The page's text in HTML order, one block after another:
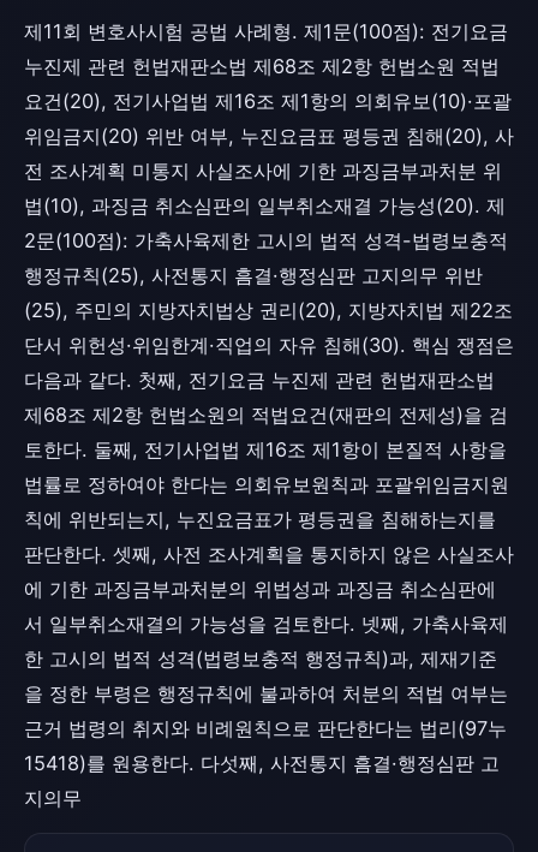
제11회 변호사시험 공법 사례형. 제1문(100점): 전기요금
누진제 관련 헌법재판소법 제68조 제2항 헌법소원 적법
요건(20), 전기사업법 제16조 제1항의 의회유보(10)·포괄
위임금지(20) 위반 여부, 누진요금표 평등권 침해(20), 사
전 조사계획 미통지 사실조사에 기한 과징금부과처분 위
법(10), 과징금 취소심판의 일부취소재결 가능성(20). 제
2문(100점): 가축사육제한 고시의 법적 성격-법령보충적
행정규칙(25), 사전통지 흠결·행정심판 고지의무 위반
(25), 주민의 지방자치법상 권리(20), 지방자치법 제22조
단서 위헌성·위임한계·직업의 자유 침해(30). 핵심 쟁점은
다음과 같다. 첫째, 전기요금 누진제 관련 헌법재판소법
제68조 제2항 헌법소원의 적법요건(재판의 전제성)을 검
토한다. 둘째, 전기사업법 제16조 제1항이 본질적 사항을
법률로 정하여야 한다는 의회유보원칙과 포괄위임금지원
칙에 위반되는지, 누진요금표가 평등권을 침해하는지를
판단한다. 셋째, 사전 조사계획을 통지하지 않은 사실조사
에 기한 과징금부과처분의 위법성과 과징금 취소심판에
서 일부취소재결의 가능성을 검토한다. 넷째, 가축사육제
한 고시의 법적 성격(법령보충적 행정규칙)과, 제재기준
을 정한 부령은 행정규칙에 불과하여 처분의 적법 여부는
근거 법령의 취지와 비례원칙으로 판단한다는 법리(97누
15418)를 원용한다. 다섯째, 사전통지 흠결·행정심판 고
지의무